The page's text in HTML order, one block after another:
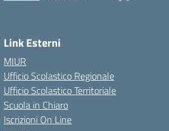
Link Esterni
MIUR
Ufficio Scolastico Regionale
Ufficio Scolastico Territoriale
Scuola in Chiaro
Iscrizioni On Line